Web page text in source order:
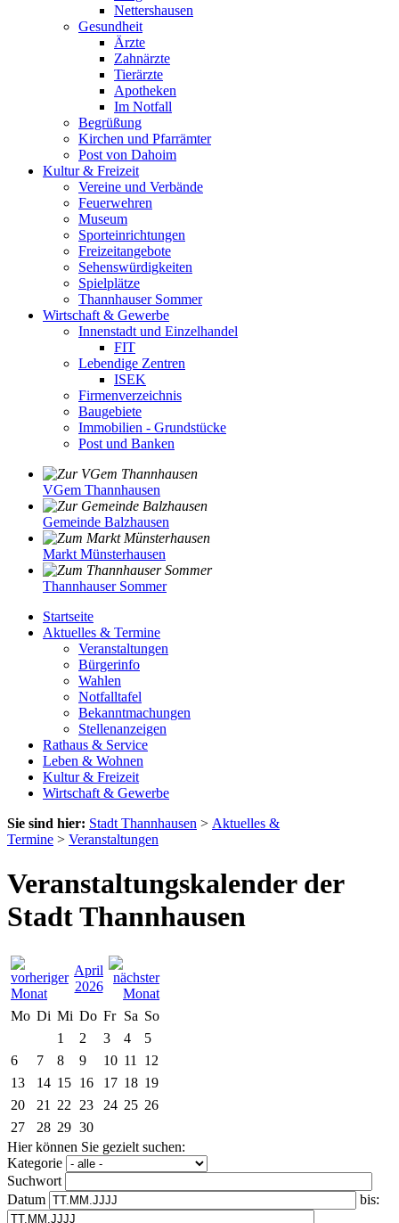
Nettershausen
Gesundheit
Ärzte
Zahnärzte
Tierärzte
Apotheken
Im Notfall
Begrüßung
Kirchen und Pfarrämter
Post von Dahoim
Kultur & Freizeit
Vereine und Verbände
Feuerwehren
Museum
Sporteinrichtungen
Freizeitangebote
Sehenswürdigkeiten
Spielplätze
Thannhauser Sommer
Wirtschaft & Gewerbe
Innenstadt und Einzelhandel
FIT
Lebendige Zentren
ISEK
Firmenverzeichnis
Baugebiete
Immobilien - Grundstücke
Post und Banken
VGem Thannhausen
Gemeinde Balzhausen
Markt Münsterhausen
Thannhauser Sommer
Startseite
Aktuelles & Termine
Veranstaltungen
Bürgerinfo
Wahlen
Notfalltafel
Bekanntmachungen
Stellenanzeigen
Rathaus & Service
Leben & Wohnen
Kultur & Freizeit
Wirtschaft & Gewerbe
Sie sind hier: Stadt Thannhausen > Aktuelles &
Termine > Veranstaltungen
Veranstaltungskalender der
Stadt Thannhausen
April
2026
Mo Di Mi Do Fr Sa So
1
2 3 4
5
6
7 8 9 10 11
12
13
14 15 16 17 18 19
20
21 22 23 24 25 26
27
28 29 30
Hier können Sie gezielt suchen:
Kategorie
Suchwort
Datum
bis: